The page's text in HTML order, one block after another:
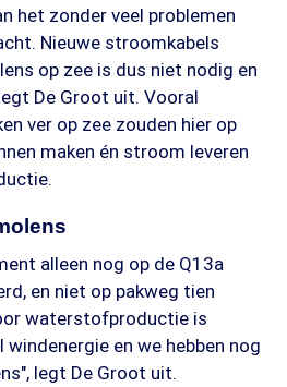
het zonder veel problemen
Nieuwe stroomkabels
op zee is dus niet nodig en
De Groot uit. Vooral
ver op zee zouden hier op
maken én stroom leveren
alleen nog op de Q13a
en niet op pakweg tien
waterstofproductie is
en we hebben nog
legt De Groot uit.